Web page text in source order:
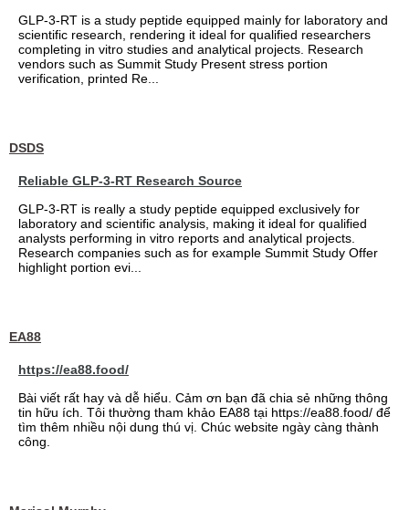
GLP-3-RT is a study peptide equipped mainly for laboratory and
scientific research, rendering it ideal for qualified researchers
completing in vitro studies and analytical projects. Research
vendors such as Summit Study Present stress portion
verification, printed Re...
DSDS
Reliable GLP-3-RT Research Source
GLP-3-RT is really a study peptide equipped exclusively for
laboratory and scientific analysis, making it ideal for qualified
analysts performing in vitro reports and analytical projects.
Research companies such as for example Summit Study Offer
highlight portion evi...
EA88
https://ea88.food/
Bài viết rất hay và dễ hiểu. Cảm ơn bạn đã chia sẻ những thông
tin hữu ích. Tôi thường tham khảo EA88 tại https://ea88.food/ để
tìm thêm nhiều nội dung thú vị. Chúc website ngày càng thành
công.